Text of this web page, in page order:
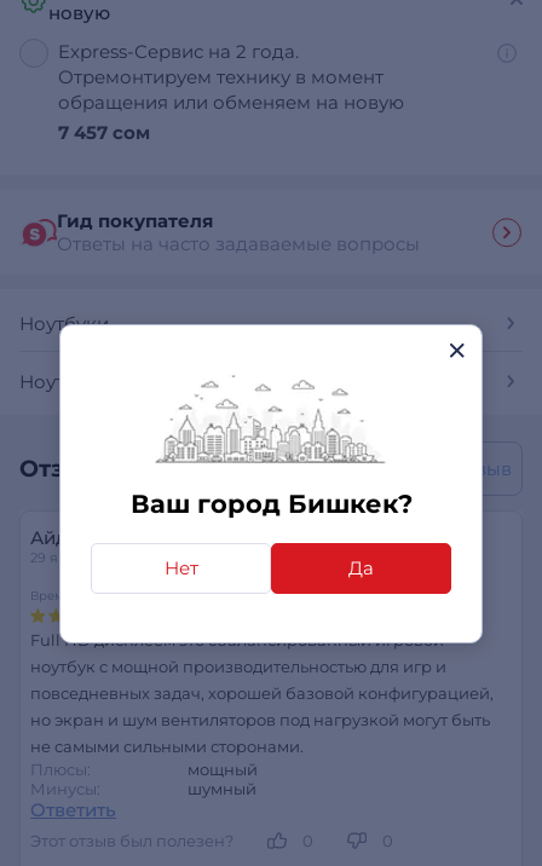
Ваш город Бишкек?
Нет Да
новую
Express-Сервис на 2 года.
Отремонтируем технику в момент
обращения или обменяем на новую
7 457 сом
Гид покупателя
Ответы на часто задаваемые вопросы
Ноутбуки
Ноутбуки Acer
Отзывы покупателей Написать отзыв
Айдана
29 января 2026
Время работы Мощность Функциональность
Full HD дисплеем это сбалансированный игровой
ноутбук с мощной производительностью для игр и
повседневных задач, хорошей базовой конфигурацией,
но экран и шум вентиляторов под нагрузкой могут быть
не самыми сильными сторонами.
Плюсы:
мощный
Минусы:
шумный
Ответить
Этот отзыв был полезен? 0 0